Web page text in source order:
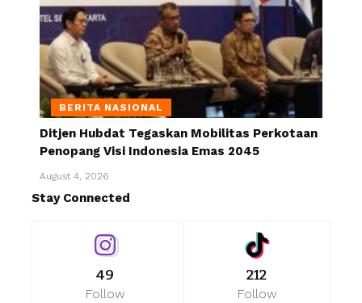
BERITA NASIONAL
Ditjen Hubdat Tegaskan Mobilitas Perkotaan
Penopang Visi Indonesia Emas 2045
August 4, 2026
Stay Connected
49
Follow
212
Follow